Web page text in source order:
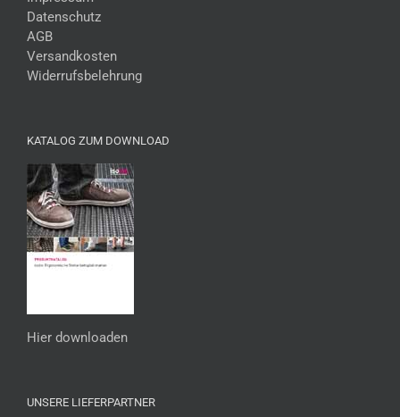
Datenschutz
AGB
Versandkosten
Widerrufsbelehrung
KATALOG ZUM DOWNLOAD
Hier downloaden
UNSERE LIEFERPARTNER